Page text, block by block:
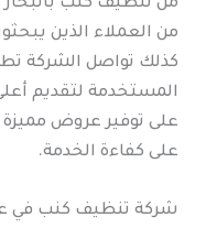
من تنظيف كنب
من العملاء الذين
كذلك تواصل الشركة
المستخدمة لتقديم
على توفير عروض
على كفاءة الخدمة.
شركة تنظيف كنب في